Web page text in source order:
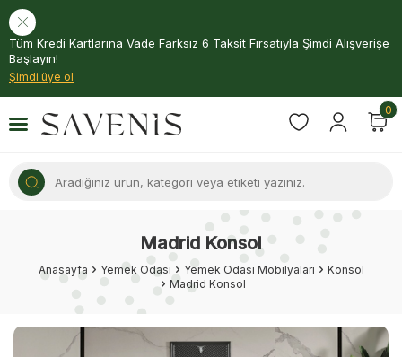
Tüm Kredi Kartlarına Vade Farksız 6 Taksit Fırsatıyla Şimdi Alışverişe
Başlayın!
Şimdi üye ol
0
Madrid Konsol
Anasayfa Yemek Odası Yemek Odası Mobilyaları
Konsol
Madrid Konsol